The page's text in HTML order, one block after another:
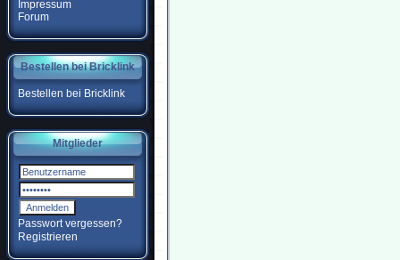
Impressum
Forum
Bestellen bei Bricklink
Bestellen bei Bricklink
Mitglieder
Passwort vergessen?
Registrieren